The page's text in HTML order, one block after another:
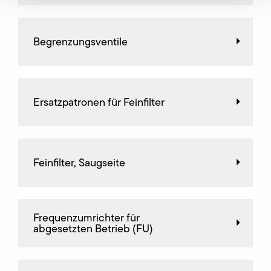
Begrenzungsventile
Ersatzpatronen für Feinfilter
Feinfilter, Saugseite
Frequenz­umrichter für
abgesetzten Betrieb (FU)